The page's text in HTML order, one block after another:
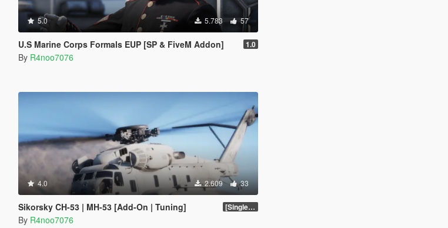
5.0 5.783 57
U.S Marine Corps Formals EUP [SP & FiveM Addon] 1.0
By R4noo7076
4.0 2.609 33
Sikorsky CH-53 | MH-53 [Add-On | Tuning] [SinglePlayer Addon 1.0]
By R4noo7076